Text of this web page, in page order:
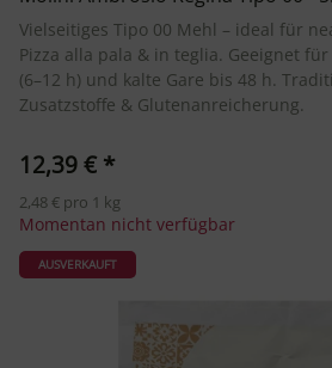
Vielseitiges Tipo 00 Mehl – ideal für
Pizza alla pala & in teglia. Geeignet
(6–12 h) und kalte Gare bis 48 h.
Zusatzstoffe & Glutenanreicherung.
12,39 € *
2,48 € pro 1 kg
Momentan nicht verfügbar
AUSVERKAUFT